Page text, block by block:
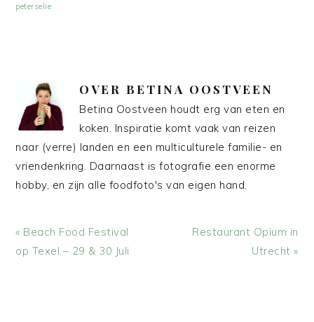
peterselie
OVER BETINA OOSTVEEN
Betina Oostveen houdt erg van eten en
koken. Inspiratie komt vaak van reizen
naar (verre) landen en een multiculturele familie- en
vriendenkring. Daarnaast is fotografie een enorme
hobby, en zijn alle foodfoto's van eigen hand.
Vorig
bericht:
« Beach Food Festival
op Texel – 29 & 30 Juli
Volgend
Restaurant Opium in
Utrecht »